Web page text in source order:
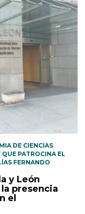
DE CIENCIAS
PATROCINA EL
FERNANDO
y León
presencia
el